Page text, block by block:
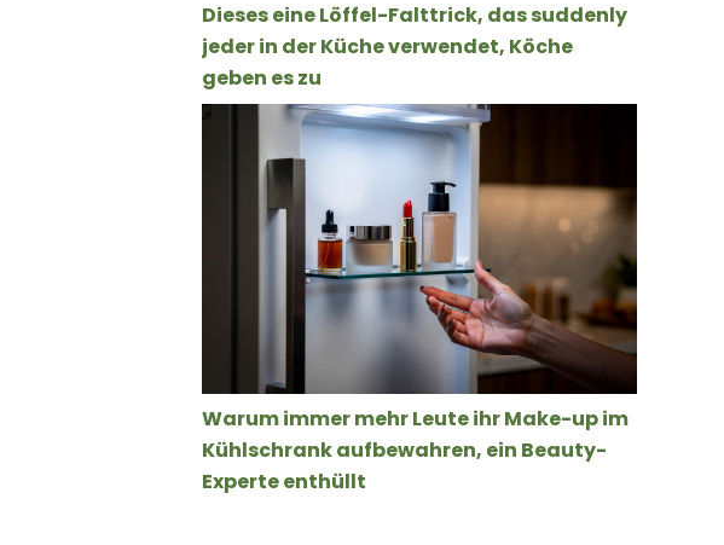
Dieses eine Löffel-Falttrick, das suddenly
jeder in der Küche verwendet, Köche
geben es zu
Warum immer mehr Leute ihr Make-up im
Kühlschrank aufbewahren, ein Beauty-
Experte enthüllt